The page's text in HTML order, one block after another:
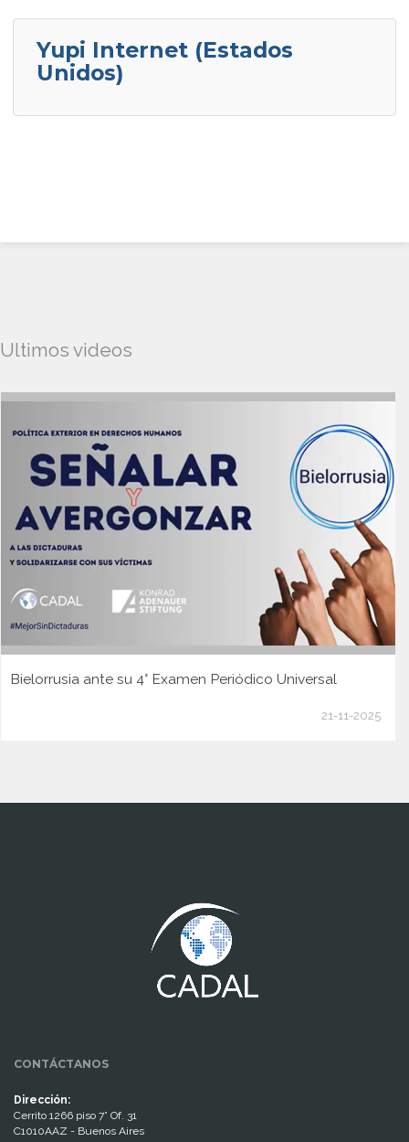
Yupi Internet (Estados
Unidos)
Ultimos videos
Bielorrusia ante su 4° Examen Periódico Universal
21-11-2025
CONTÁCTANOS
Dirección:
Cerrito 1266 piso 7° Of. 31
C1010AAZ - Buenos Aires